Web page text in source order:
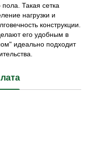
Такая сетка
нагрузки и
конструкции.
его удобным в
идеально подходит